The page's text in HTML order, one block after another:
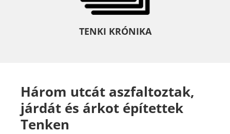
TENKI KRÓNIKA
Három utcát aszfaltoztak,
járdát és árkot építettek
Tenken